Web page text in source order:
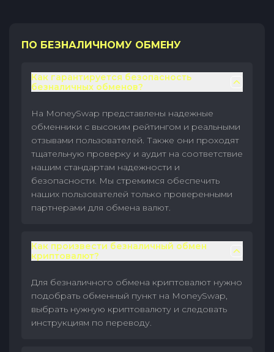
ПО БЕЗНАЛИЧНОМУ ОБМЕНУ
Как гарантируется безопасность
безналичных обменов?
На MoneySwap представлены надежные
обменники с высоким рейтингом и реальными
отзывами пользователей. Также они проходят
тщательную проверку и аудит на соответствие
нашим стандартам надежности и
безопасности. Мы стремимся обеспечить
наших пользователей только проверенными
партнерами для обмена валют.
Как произвести безналичный обмен
криптовалют?
Для безналичного обмена криптовалют нужно
подобрать обменный пункт на MoneySwap,
выбрать нужную криптовалюту и следовать
инструкциям по переводу.